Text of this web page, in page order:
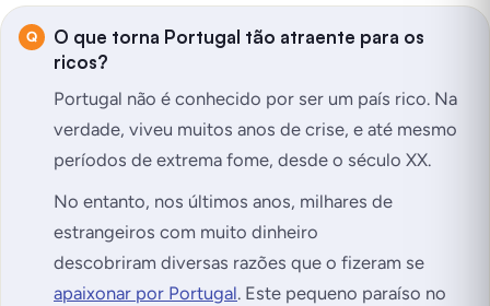
O que torna Portugal tão atraente para os
ricos?
Portugal não é conhecido por ser um país rico. Na
verdade, viveu muitos anos de crise, e até mesmo
períodos de extrema fome, desde o século XX.
No entanto, nos últimos anos, milhares de
estrangeiros com muito dinheiro
descobriram diversas razões que o fizeram se
apaixonar por Portugal. Este pequeno paraíso no